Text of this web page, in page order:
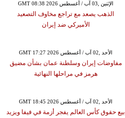
GMT 08:38 2026 الإثنين ,03 آب / أغسطس
الذهب يصعد مع تراجع مخاوف التصعيد
الأميركي ضد إيران
GMT 17:27 2026 الأحد ,02 آب / أغسطس
مفاوضات إيران وسلطنة عمان بشأن مضيق
هرمز في مراحلها النهائية
GMT 18:45 2026 الأحد ,02 آب / أغسطس
بيع حقوق كأس العالم يفجر أزمة في فيفا ويزيد